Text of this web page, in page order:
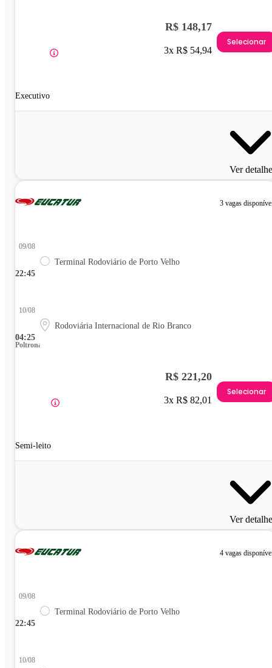
Executivo
R$ 148,17
3x R$ 54,94
Selecionar
Ver
3 vagas
22:45
09/08
Terminal Rodoviário de Porto Velho
04:25
10/08
Rodoviária Internacional de Rio Branco
Poltrona
Semi-leito
R$ 221,20
3x R$ 82,01
Selecionar
Ver
4 vagas
22:45
09/08
Terminal Rodoviário de Porto Velho
10/08